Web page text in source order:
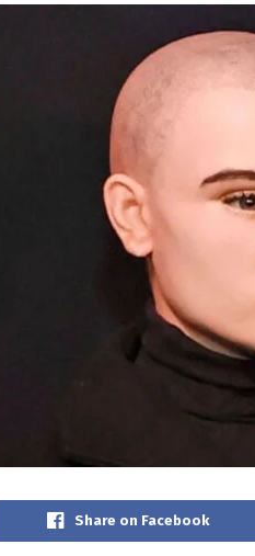
Share on Facebook